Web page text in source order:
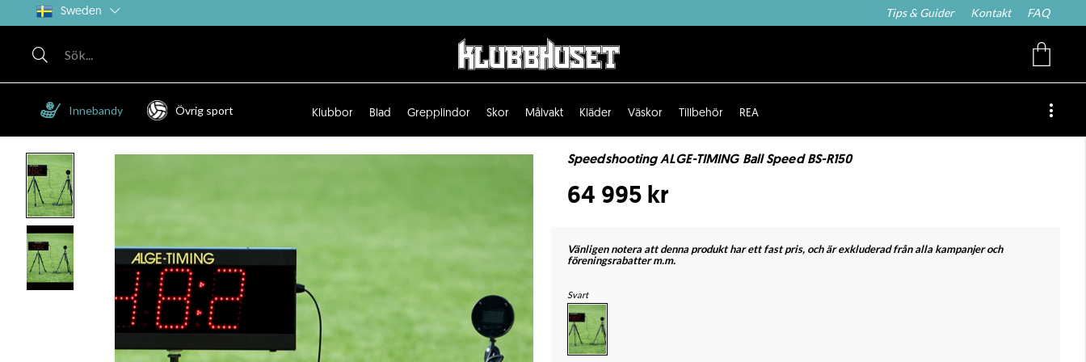
Sweden Tips & Guider Kontakt FAQ
Innebandy Övrig sport Klubbor Blad Grepplindor Skor Målvakt Kläder Väskor Tillbehör REA
Speedshooting ALGE-TIMING Ball Speed BS-R150
64 995 kr
Vänligen notera att denna produkt har ett fast pris, och är exkluderad från alla kampanjer och
föreningsrabatter m.m.
Svart